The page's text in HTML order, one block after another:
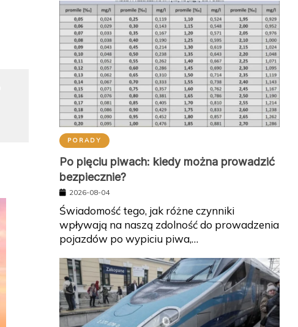
PORADY
Po pięciu piwach: kiedy można prowadzić
bezpiecznie?
2026-08-04
Świadomość tego, jak różne czynniki
wpływają na naszą zdolność do prowadzenia
pojazdów po wypiciu piwa,…